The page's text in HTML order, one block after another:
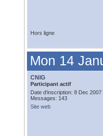
Hors ligne
Mon 14
CNIG
Participant actif
Date d'inscription: 8 Dec 2007
Messages: 143
Site web